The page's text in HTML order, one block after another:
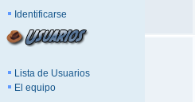
Identificarse
Lista de Usuarios
El equipo